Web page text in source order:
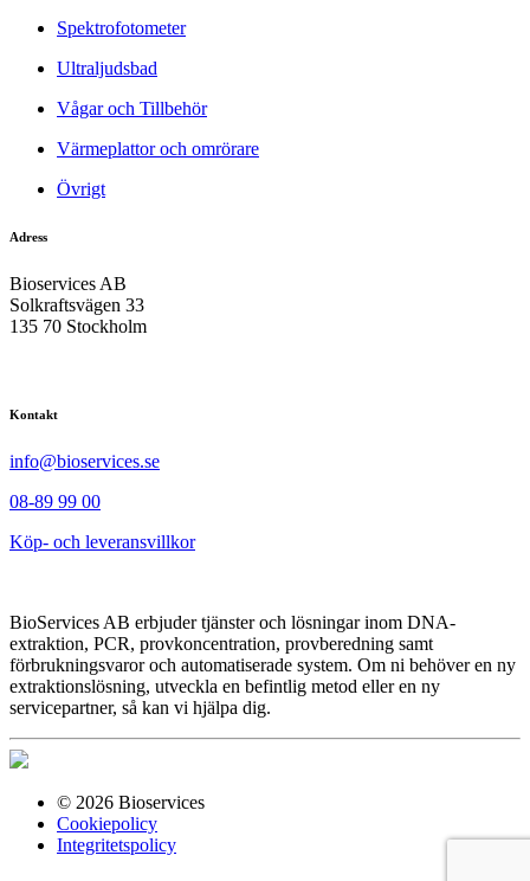
Spektrofotometer
Ultraljudsbad
Vågar och Tillbehör
Värmeplattor och omrörare
Övrigt
Adress
Bioservices AB
Solkraftsvägen 33
135 70 Stockholm
Kontakt
info@bioservices.se
08-89 99 00
Köp- och leveransvillkor
BioServices AB erbjuder tjänster och lösningar inom DNA-
extraktion, PCR, provkoncentration, provberedning samt
förbrukningsvaror och automatiserade system. Om ni behöver en ny
extraktionslösning, utveckla en befintlig metod eller en ny
servicepartner, så kan vi hjälpa dig.
© 2026 Bioservices
Cookiepolicy
Integritetspolicy